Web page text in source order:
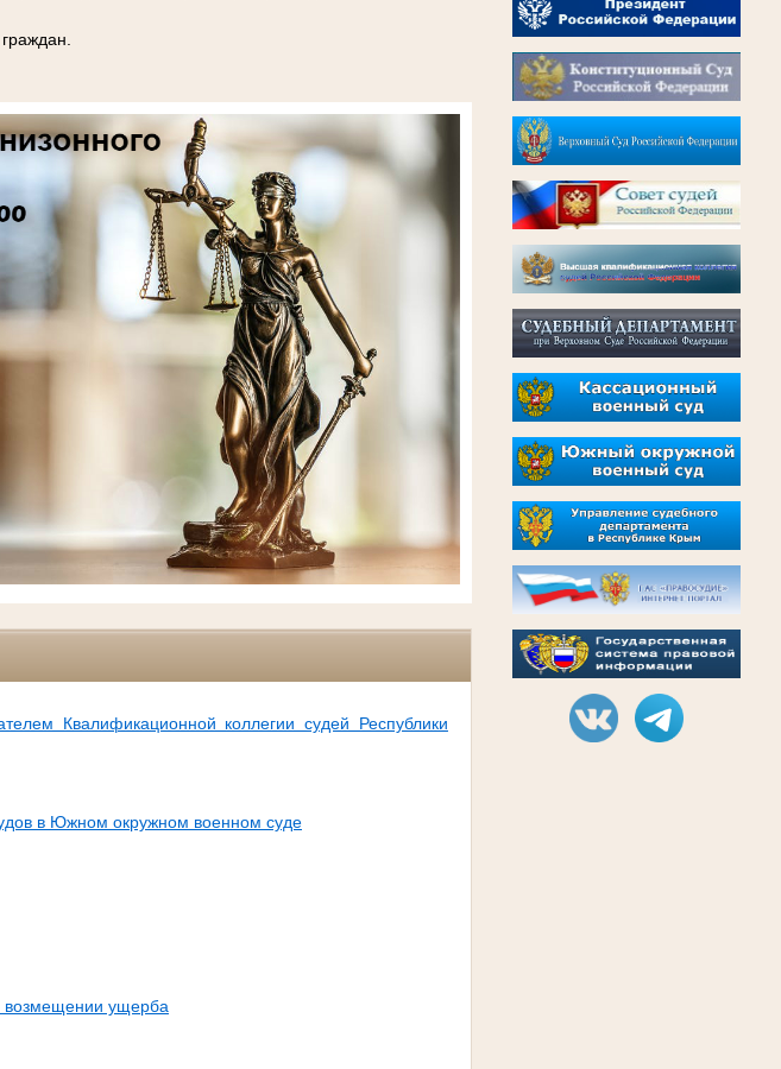
Квалификационной коллегии судей Республики
в Южном окружном военном суде
возмещении ущерба